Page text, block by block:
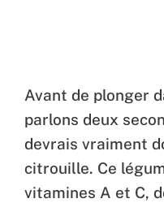
Avant de plonger
parlons deux
devrais vraiment
citrouille. Ce
vitamines A et C,